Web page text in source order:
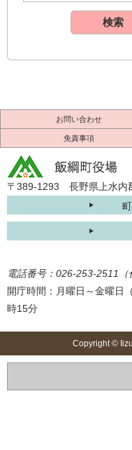
お問い合わせ
免責事項
〒389-1293 長野県上水内
電話番号：026-253-2511（
開庁時間：月曜日～金曜日
時15分
Copyright ©